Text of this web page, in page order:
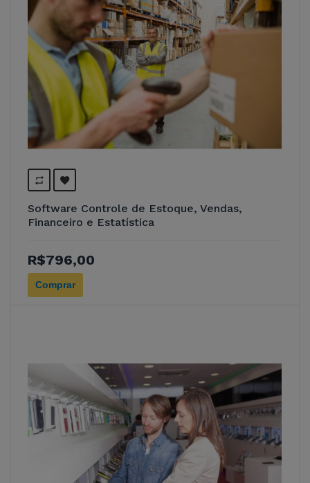
Software Controle de Estoque, Vendas,
Financeiro e Estatística
R$796,00
Comprar